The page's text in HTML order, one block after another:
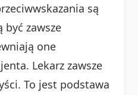
są
być zawsze
one
Lekarz zawsze
To jest podstawa